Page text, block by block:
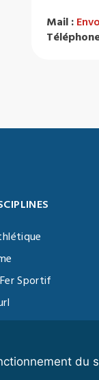
du
Mail :
Sportif
Training